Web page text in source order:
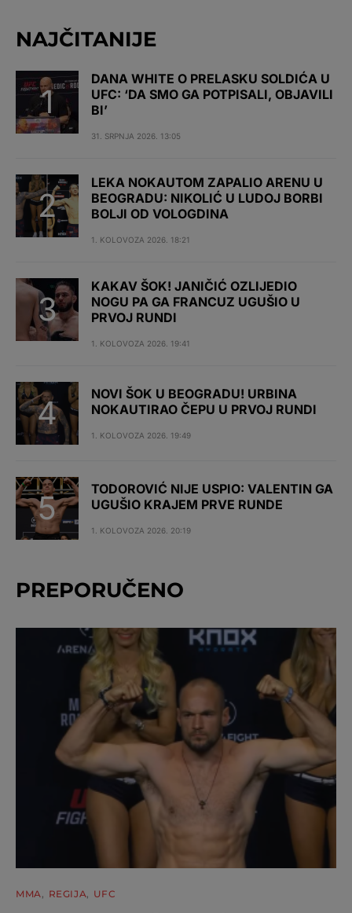
NAJČITANIJE
DANA WHITE O PRELASKU SOLDIĆA U
UFC: ‘DA SMO GA POTPISALI, OBJAVILI
BI’
31. SRPNJA 2026. 13:05
LEKA NOKAUTOM ZAPALIO ARENU U
BEOGRADU: NIKOLIĆ U LUDOJ BORBI
BOLJI OD VOLOGDINA
1. KOLOVOZA 2026. 18:21
KAKAV ŠOK! JANIČIĆ OZLIJEDIO
NOGU PA GA FRANCUZ UGUŠIO U
PRVOJ RUNDI
1. KOLOVOZA 2026. 19:41
NOVI ŠOK U BEOGRADU! URBINA
NOKAUTIRAO ČEPU U PRVOJ RUNDI
1. KOLOVOZA 2026. 19:49
TODOROVIĆ NIJE USPIO: VALENTIN GA
UGUŠIO KRAJEM PRVE RUNDE
1. KOLOVOZA 2026. 20:19
PREPORUČENO
MMA REGIJA UFC